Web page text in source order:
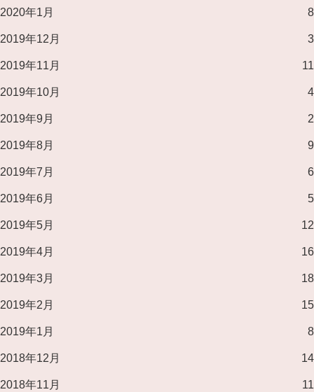
2020年1月 8
2019年12月 3
2019年11月 11
2019年10月 4
2019年9月 2
2019年8月 9
2019年7月 6
2019年6月 5
2019年5月 12
2019年4月 16
2019年3月 18
2019年2月 15
2019年1月 8
2018年12月 14
2018年11月 11